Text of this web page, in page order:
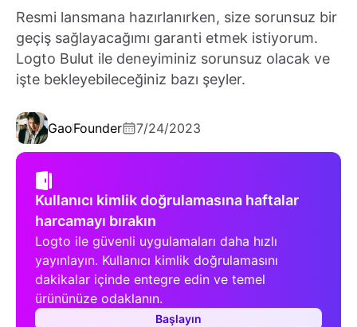
Resmi lansmana hazırlanırken, size sorunsuz bir
geçiş sağlayacağımı garanti etmek istiyorum.
Logto Bulut ile deneyiminiz sorunsuz olacak ve
işte bekleyebileceğiniz bazı şeyler.
GaoFounder 7/24/2023
Kullanıcı kimlik doğrulamasına haftalar
harcamayı bırakın
Logto ile güvenli uygulamaları daha hızlı
yayınlayın. Kullanıcı kimlik doğrulamasını
dakikalar içinde entegre edin ve temel
ürününüze odaklanın.
Başlayın